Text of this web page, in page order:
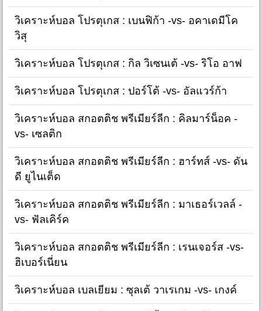
วิเคราะห์บอล โปรตุเกส : เบนฟิก้า -vs- อคาเดมีโค
วิสุ
วิเคราะห์บอล โปรตุเกส : กิล วิเซนเต้ -vs- ริโอ อาฟ
วิเคราะห์บอล โปรตุเกส : ปอร์โต้ -vs- อัลแวร์ก้า
วิเคราะห์บอล สกอตติช พรีเมียร์ลีก : คิลมาร์น็อค -
vs- เซลติก
วิเคราะห์บอล สกอตติช พรีเมียร์ลีก : ฮาร์ทส์ -vs- ดัน
ดี ยูไนเต็ด
วิเคราะห์บอล สกอตติช พรีเมียร์ลีก : มาเธอร์เวลล์ -
vs- ฟัลเคิร์ค
วิเคราะห์บอล สกอตติช พรีเมียร์ลีก : เรนเจอร์ส -vs-
ฮิเบอร์เนี่ยน
วิเคราะห์บอล เบลเยียม : ซุลเต้ วาเรเกม -vs- เกงค์